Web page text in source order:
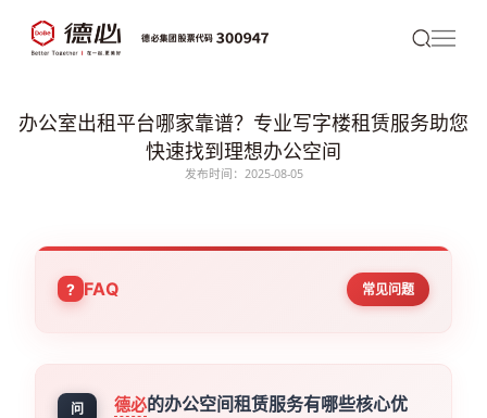
办公室出租平台哪家靠谱？专业写字楼租赁服务助您
快速找到理想办公空间
发布时间：2025-08-05
FAQ 常见问题
问 德必的办公空间租赁服务有哪些核心优